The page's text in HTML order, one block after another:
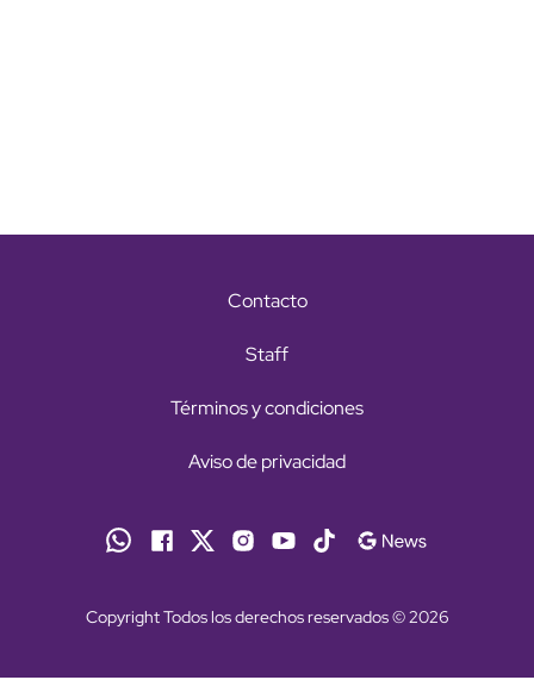
Contacto
Staff
Términos y condiciones
Aviso de privacidad
Copyright Todos los derechos reservados © 2026